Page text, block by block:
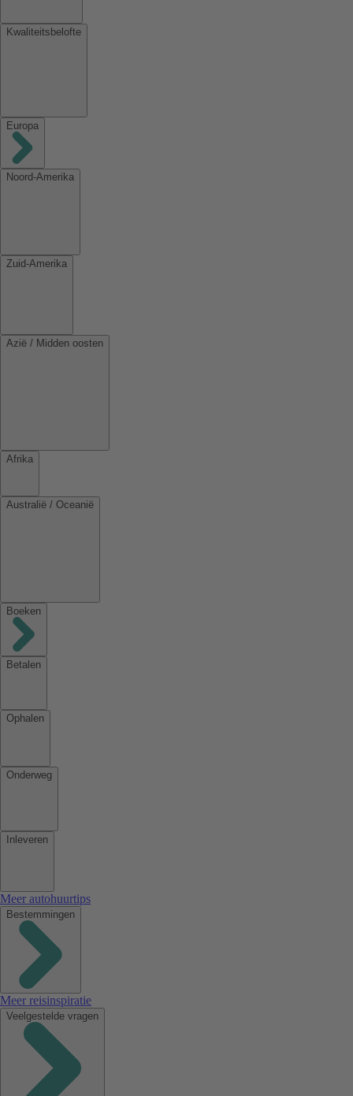
Kwaliteitsbelofte
Europa
Noord-Amerika
Zuid-Amerika
Azië / Midden oosten
Afrika
Australië / Oceanië
Boeken
Betalen
Ophalen
Onderweg
Inleveren
Meer autohuurtips
Bestemmingen
Meer reisinspiratie
Veelgestelde vragen